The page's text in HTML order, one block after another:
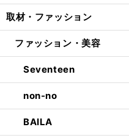
取材・ファッション
ファッション・美容
Seventeen
non-no
BAILA